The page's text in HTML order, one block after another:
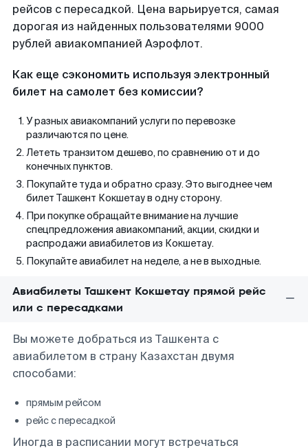
рейсов с пересадкой. Цена варьируется, самая
дорогая из найденных пользователями 9000
рублей авиакомпанией Аэрофлот.
Как еще сэкономить используя электронный
билет на самолет без комиссии?
У разных авиакомпаний услуги по перевозке
различаются по цене.
Лететь транзитом дешево, по сравнению от и до
конечных пунктов.
Покупайте туда и обратно сразу. Это выгоднее чем
билет Ташкент Кокшетау в одну сторону.
При покупке обращайте внимание на лучшие
спецпредложения авиакомпаний, акции, скидки и
распродажи авиабилетов из Кокшетау.
Покупайте авиабилет на неделе, а не в выходные.
Авиабилеты Ташкент Кокшетау прямой рейс
или с пересадками
Вы можете добраться из Ташкента с
авиабилетом в страну Казахстан двумя
способами:
прямым рейсом
рейс с пересадкой
Иногда в расписании могут встречаться